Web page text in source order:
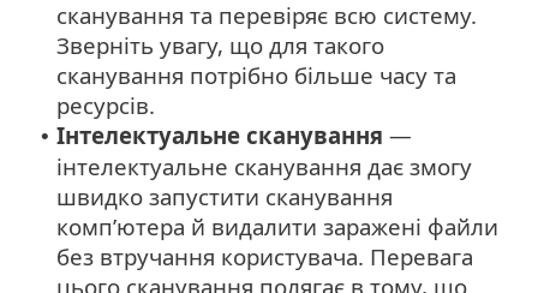
сканування та перевіряє всю систему.
Зверніть увагу, що для такого
сканування потрібно більше часу та
ресурсів.
• Інтелектуальне сканування —
інтелектуальне сканування дає змогу
швидко запустити сканування
комп’ютера й видалити заражені файли
без втручання користувача. Перевага
цього сканування полягає в тому, що